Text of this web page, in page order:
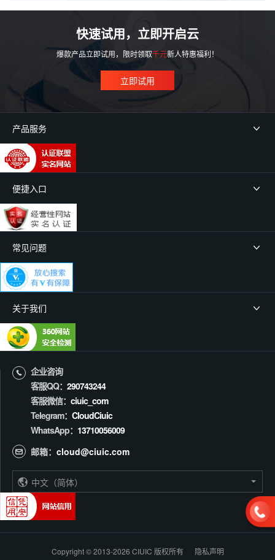
快速试用，立即开启云
爆款产品立即试用，限时领取千元新人特惠福利！
立即试用
产品服务
便捷入口
常见问题
关于我们
企业咨询
客服QQ： 290743244
客服微信： ciuic_com
Telegram： CloudCiuic
WhatsApp： 13710056009
邮箱： cloud@ciuic.com
中文（简体）
Copyright © 2013-2026 CIUIC 版权所有 隐私声明